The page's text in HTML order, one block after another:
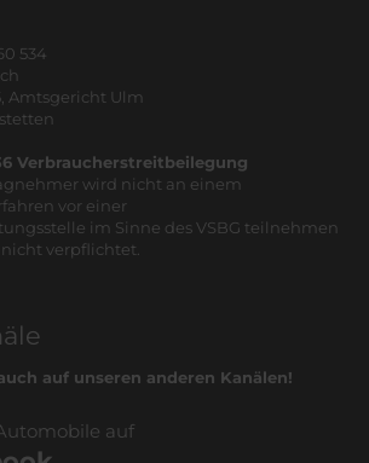
534
Amtsgericht Ulm
Verbraucherstreitbeilegung
wird nicht an einem
vor einer
im Sinne des VSBG teilnehmen
verpflichtet.
auf unseren anderen Kanälen!
auf